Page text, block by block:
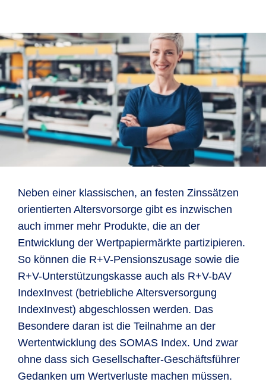
Neben einer klassischen, an festen Zinssätzen
orientierten Altersvorsorge gibt es inzwischen
auch immer mehr Produkte, die an der
Entwicklung der Wertpapiermärkte partizipieren.
So können die R+V-Pensionszusage sowie die
R+V-Unterstützungskasse auch als R+V-bAV
IndexInvest (betriebliche Altersversorgung
IndexInvest) abgeschlossen werden. Das
Besondere daran ist die Teilnahme an der
Wertentwicklung des SOMAS Index. Und zwar
ohne dass sich Gesellschafter-Geschäftsführer
Gedanken um Wertverluste machen müssen.